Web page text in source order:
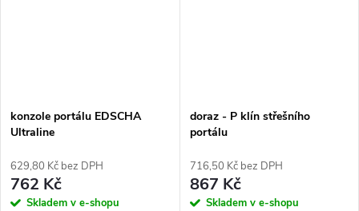
konzole portálu EDSCHA
Ultraline
629,80 Kč bez DPH
762 Kč
Skladem v e-shopu
doraz - P klín střešního
portálu
716,50 Kč bez DPH
867 Kč
Skladem v e-shopu